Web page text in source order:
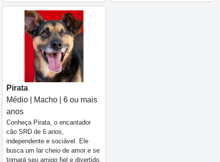
Pirata
Médio | Macho | 6 ou mais
anos
Conheça Pirata, o encantador
cão SRD de 6 anos,
independente e sociável. Ele
busca um lar cheio de amor e se
tornará seu amigo fiel e divertido.